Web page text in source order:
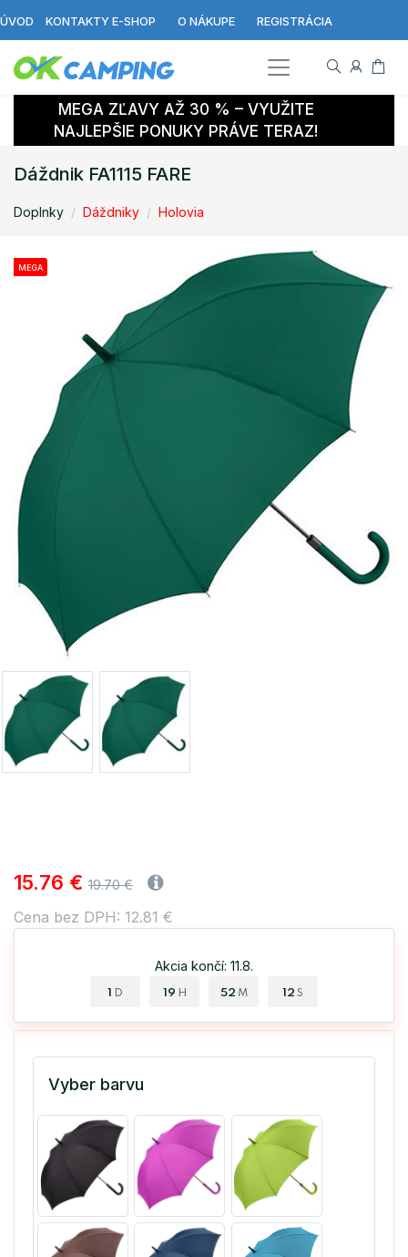
ÚVOD KONTAKTY E-SHOP O NÁKUPE REGISTRÁCIA
MEGA ZĽAVY AŽ 30 % – VYUŽITE
NAJLEPŠIE PONUKY PRÁVE TERAZ!
Dáždnik FA1115 FARE
Doplnky Dáždniky Holovia
MEGA
15.76 € 19.70 €
Cena bez DPH: 12.81 €
Akcia končí: 11.8.
1 D 19 H 52 M 11 S
Vyber barvu